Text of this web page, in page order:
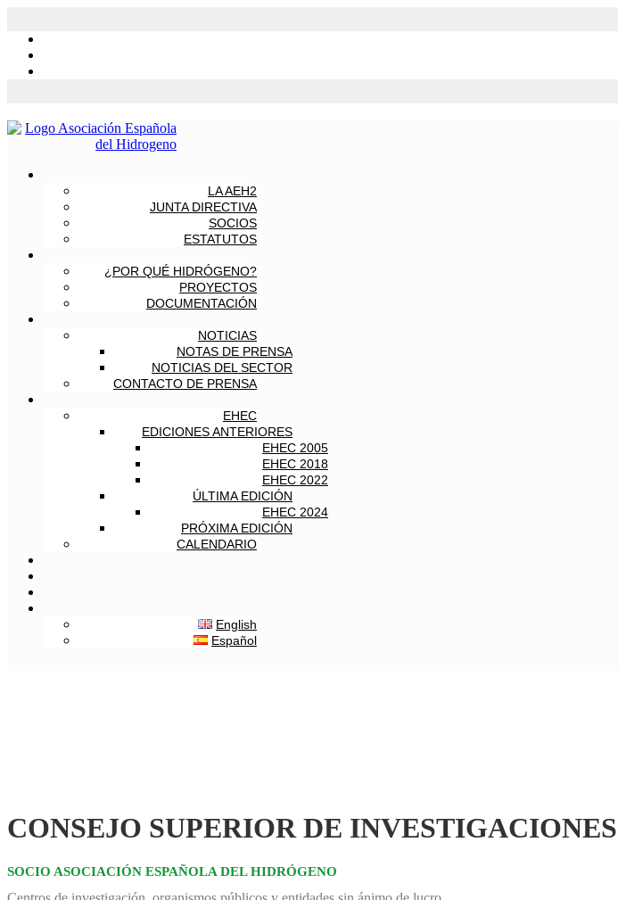
LA AEH2
JUNTA DIRECTIVA
SOCIOS
ESTATUTOS
¿POR QUÉ HIDRÓGENO?
PROYECTOS
DOCUMENTACIÓN
NOTICIAS
NOTAS DE PRENSA
NOTICIAS DEL SECTOR
CONTACTO DE PRENSA
EHEC
EDICIONES ANTERIORES
EHEC 2005
EHEC 2018
EHEC 2022
ÚLTIMA EDICIÓN
EHEC 2024
PRÓXIMA EDICIÓN
CALENDARIO
English
Español
CONSEJO SUPERIOR DE
SOCIO ASOCIACIÓN ESPAÑOLA DEL HIDRÓGENO